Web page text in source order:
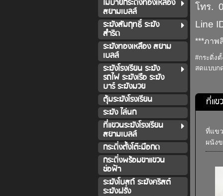
โมบายกระดิ่งทองเหลือง
สยามเบลล์
ระฆังสัมฤทธิ์ ระฆัง
สำริด
ระฆังทองเหลือง สยาม
เบลล์
ระฆังโรงเรียน ระฆัง
รถไฟ ระฆังเรือ ระฆัง
บาร์ ระฆังมวย
ตุ้มระฆังโรงเรียน
ระฆัง ไล่นก
ที่แขวนระฆังโรงเรียน
สยามเบลล์
กระดิ่งตั้งโต๊ะมือกด
กระดิ่งพร้อมขาแขวน
ช่อฟ้า
ระฆังโบสถ์ ระฆังคริสต์
ระฆังฝรั่ง
โทร.
Line
***ภาพ
#กระดิ่ง
สดแบบก
ที่แข
ที่แข
ผนัง